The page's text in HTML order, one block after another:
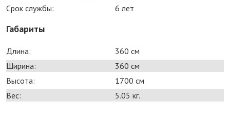
Срок службы:
6 лет
Габариты
Длина:
360 см
Ширина:
360 см
Высота:
1700 см
Вес:
5.05 кг.